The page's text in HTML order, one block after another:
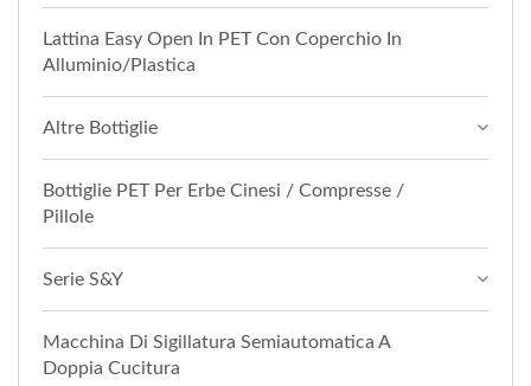
Lattina Easy Open In PET Con Coperchio In
Alluminio/plastica
Altre Bottiglie
Bottiglie PET Per Erbe Cinesi / Compresse /
Pillole
Serie S&Y
Macchina Di Sigillatura Semiautomatica A
Doppia Cucitura